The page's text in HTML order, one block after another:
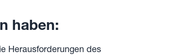
haben:
Herausforderungen des